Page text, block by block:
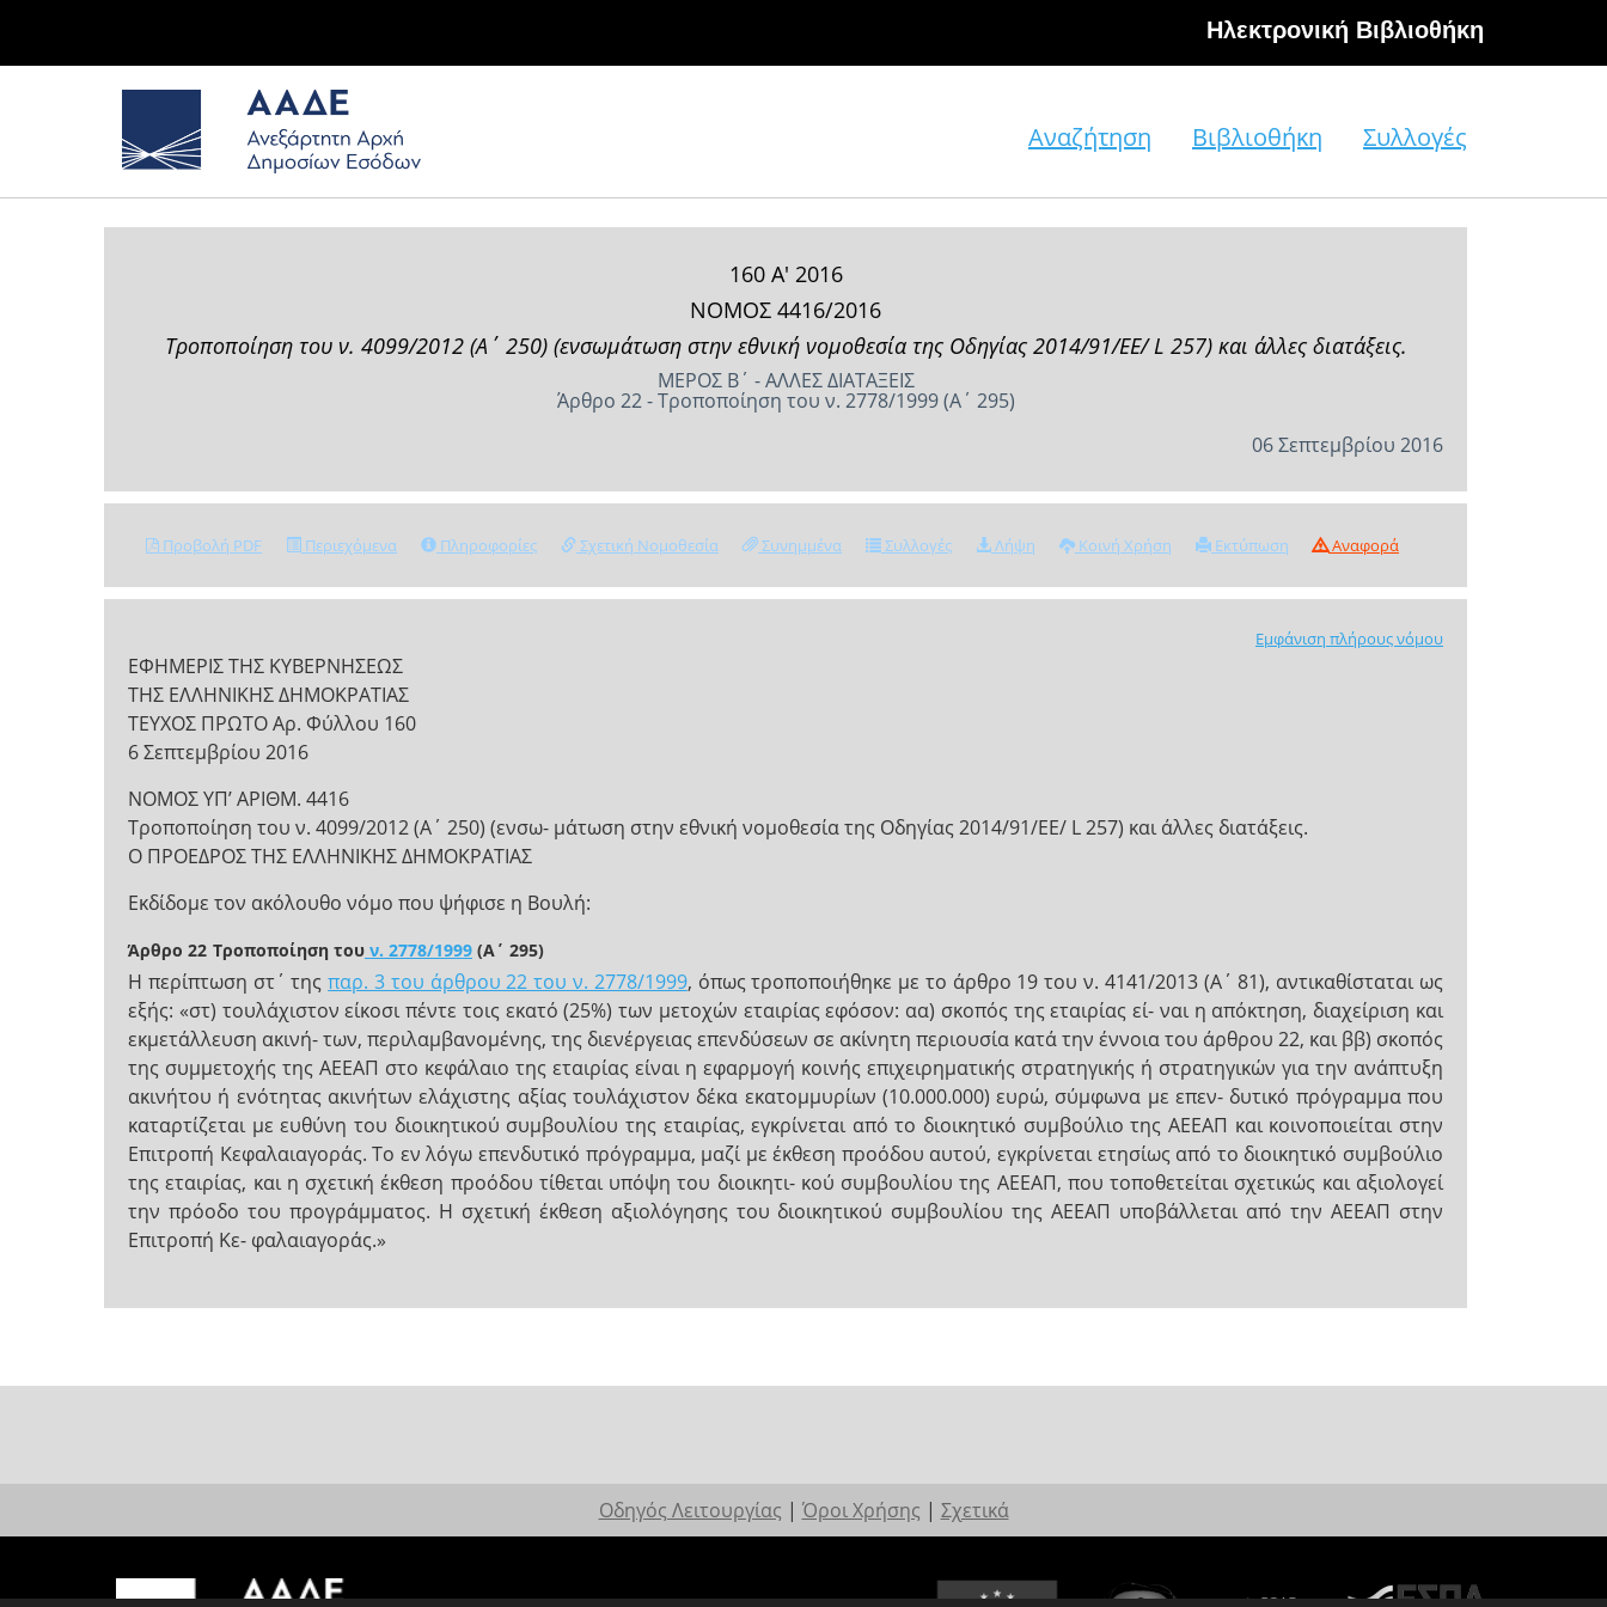
Hλεκτρονική Βιβλιοθήκη
Αναζήτηση Βιβλιοθήκη Συλλογές
160 Α' 2016
ΝΟΜΟΣ 4416/2016
Τροποποίηση του ν. 4099/2012 (Α΄ 250) (ενσωμάτωση στην εθνική νομοθεσία της Οδηγίας 2014/91/ΕΕ/ L 257) και άλλες διατάξεις.
ΜΕΡΟΣ Β΄ - ΑΛΛΕΣ ΔΙΑΤΑΞΕΙΣ
Άρθρο 22 - Τροποποίηση του ν. 2778/1999 (Α΄ 295)
06 Σεπτεμβρίου 2016
Προβολή PDF Περιεχόμενα Πληροφορίες Σχετική Νομοθεσία Συνημμένα Συλλογές Λήψη Κοινή Χρήση Εκτύπωση Αναφορά
Εμφάνιση πλήρους νόμου
ΕΦΗΜΕΡΙΣ ΤΗΣ ΚΥΒΕΡΝΗΣΕΩΣ
ΤΗΣ ΕΛΛΗΝΙΚΗΣ ΔΗΜΟΚΡΑΤΙΑΣ
ΤΕΥΧΟΣ ΠΡΩΤΟ Αρ. Φύλλου 160
6 Σεπτεμβρίου 2016
NOMOΣ ΥΠ’ ΑΡΙΘΜ. 4416
Τροποποίηση του ν. 4099/2012 (Α΄ 250) (ενσω- μάτωση στην εθνική νομοθεσία της Οδηγίας 2014/91/ΕΕ/ L 257) και άλλες διατάξεις.
Ο ΠΡΟΕΔΡΟΣ ΤΗΣ ΕΛΛΗΝΙΚΗΣ ΔΗΜΟΚΡΑΤΙΑΣ
Εκδίδομε τον ακόλουθο νόμο που ψήφισε η Βουλή:
Άρθρο 22 Τροποποίηση του ν. 2778/1999 (Α΄ 295)
Η περίπτωση στ΄ τηςπαρ. 3 του άρθρου 22 του ν. 2778/1999, όπως τροποποιήθηκε με το άρθρο 19 του ν. 4141/2013 (Α΄ 81), αντικαθίσταται ως
εξής: «στ) τουλάχιστον είκοσι πέντε τοις εκατό (25%) των μετοχών εταιρίας εφόσον: αα) σκοπός της εταιρίας εί- ναι η απόκτηση, διαχείριση και
εκμετάλλευση ακινή- των, περιλαμβανομένης, της διενέργειας επενδύσεων σε ακίνητη περιουσία κατά την έννοια του άρθρου 22, και ββ) σκοπός
της συμμετοχής της ΑΕΕΑΠ στο κεφάλαιο της εταιρίας είναι η εφαρμογή κοινής επιχειρηματικής στρατηγικής ή στρατηγικών για την ανάπτυξη
ακινήτου ή ενότητας ακινήτων ελάχιστης αξίας τουλάχιστον δέκα εκατομμυρίων (10.000.000) ευρώ, σύμφωνα με επεν- δυτικό πρόγραμμα που
καταρτίζεται με ευθύνη του διοικητικού συμβουλίου της εταιρίας, εγκρίνεται από το διοικητικό συμβούλιο της ΑΕΕΑΠ και κοινοποιείται στην
Επιτροπή Κεφαλαιαγοράς. Το εν λόγω επενδυτικό πρόγραμμα, μαζί με έκθεση προόδου αυτού, εγκρίνεται ετησίως από το διοικητικό συμβούλιο
της εταιρίας, και η σχετική έκθεση προόδου τίθεται υπόψη του διοικητι- κού συμβουλίου της ΑΕΕΑΠ, που τοποθετείται σχετικώς και αξιολογεί
την πρόοδο του προγράμματος. Η σχετική έκθεση αξιολόγησης του διοικητικού συμβουλίου της ΑΕΕΑΠ υποβάλλεται από την ΑΕΕΑΠ στην
Επιτροπή Κε- φαλαιαγοράς.»
Οδηγός Λειτουργίας | Όροι Χρήσης | Σχετικά